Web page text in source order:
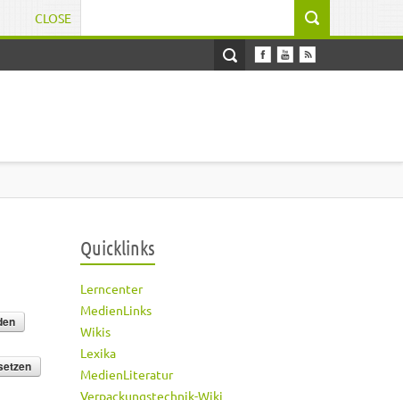
CLOSE
Quicklinks
Lerncenter
MedienLinks
Wikis
Lexika
MedienLiteratur
Verpackungstechnik-Wiki